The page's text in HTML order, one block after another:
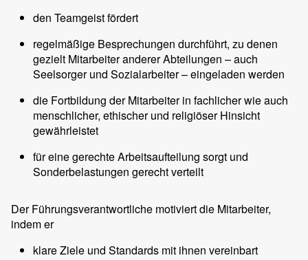
den Teamgeist fördert
regelmäßige Besprechungen durchführt, zu denen
gezielt Mitarbeiter anderer Abteilungen – auch
Seelsorger und Sozialarbeiter – eingeladen werden
die Fortbildung der Mitarbeiter in fachlicher wie auch
menschlicher, ethischer und religiöser Hinsicht
gewährleistet
für eine gerechte Arbeitsaufteilung sorgt und
Sonderbelastungen gerecht verteilt
Der Führungsverantwortliche motiviert die Mitarbeiter,
indem er
klare Ziele und Standards mit ihnen vereinbart